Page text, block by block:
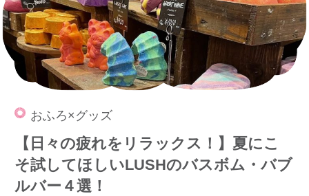
おふろ×グッズ
【日々の疲れをリラックス！】夏にこ
そ試してほしいLUSHのバスボム・バブ
ルバー４選！